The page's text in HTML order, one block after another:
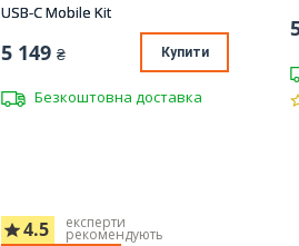
USB-C Mobile Kit
5 149 ₴ Купити
Безкоштовна доставка
4.5 експерти
рекомендують